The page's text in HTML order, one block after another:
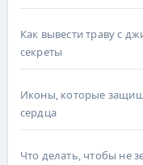
Как вывести траву с
секреты
Иконы, которые
сердца
Что делать, чтобы не